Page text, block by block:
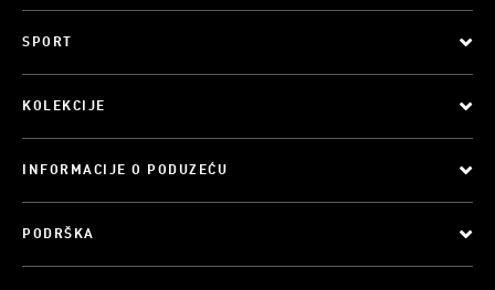
SPORT
KOLEKCIJE
INFORMACIJE O PODUZEĆU
PODRŠKA